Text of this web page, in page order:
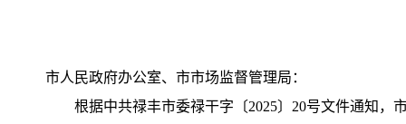
市人民政府办公室、市市场监督管理局：
根据中共禄丰市委禄干字〔2025〕20号文件通知，